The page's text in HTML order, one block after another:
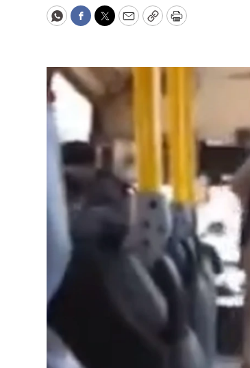
WhatsApp
Facebook
Twitter
EmailCopyPrint